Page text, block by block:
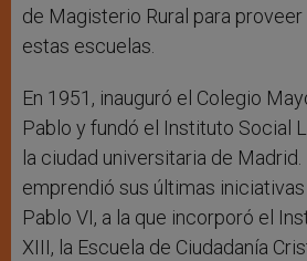
de Magisterio Rural para
estas escuelas.
En 1951, inauguró el Colegio
Pablo y fundó el Instituto Social
la ciudad universitaria de Madrid.
emprendió sus últimas
Pablo VI, a la que incorporó el
XIII, la Escuela de Ciudadanía